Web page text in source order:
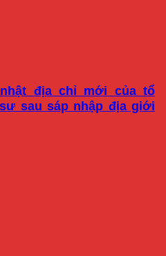
địa chỉ mới của tổ
sau sáp nhập địa giới